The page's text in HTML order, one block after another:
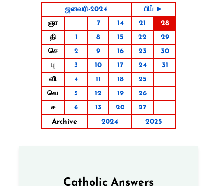
ஜனவரி-2024
பிப் ►
ஞா
7 14 21
28
தி
1 8 15 22
29
செ
2 9 16 23
30
பு
3 10 17 24
31
வி
4 11 18
25
வெ
5 12 19
26
ச
6 13 20
27
Archive
2024 2025
Catholic Answers